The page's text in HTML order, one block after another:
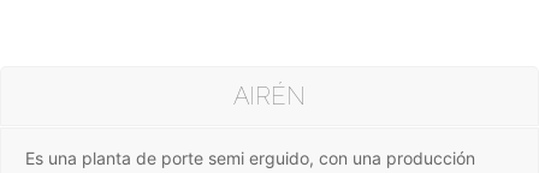
AIRÉN
Es una planta de porte semi erguido, con una producción